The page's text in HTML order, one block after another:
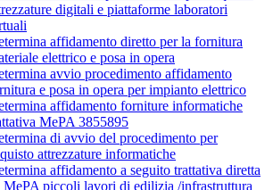
digitali e piattaforme laboratori
affidamento diretto per la fornitura
elettrico e posa in opera
avvio procedimento affidamento
e posa in opera per impianto elettrico
affidamento forniture informatiche
MePA 3855895
di avvio del procedimento per
attrezzature informatiche
affidamento a seguito trattativa diretta
MePA piccoli lavori di edilizia /infrastruttura